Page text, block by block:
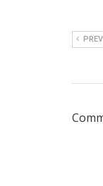
PREV